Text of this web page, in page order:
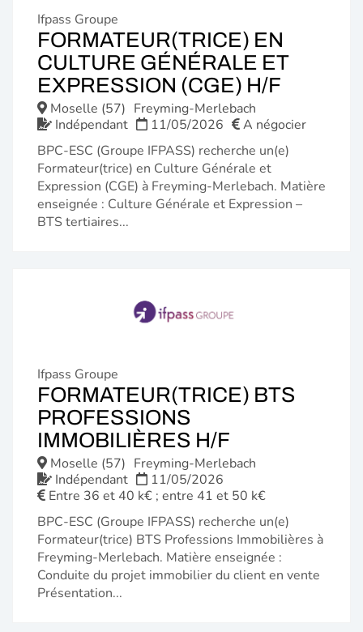
Ifpass Groupe
FORMATEUR(TRICE) EN
CULTURE GÉNÉRALE ET
EXPRESSION (CGE) H/F
Moselle (57) Freyming-Merlebach
Indépendant
11/05/2026
A négocier
BPC-ESC (Groupe IFPASS) recherche un(e)
Formateur(trice) en Culture Générale et
Expression (CGE) à Freyming-Merlebach. Matière
enseignée : Culture Générale et Expression –
BTS tertiaires...
Ifpass Groupe
FORMATEUR(TRICE) BTS
PROFESSIONS
IMMOBILIÈRES H/F
FENÊTRE)
Moselle (57) Freyming-Merlebach
Indépendant
11/05/2026
Entre 36 et 40 k€ ; entre 41 et 50 k€
BPC-ESC (Groupe IFPASS) recherche un(e)
Formateur(trice) BTS Professions Immobilières à
Freyming-Merlebach. Matière enseignée :
Conduite du projet immobilier du client en vente
Présentation...